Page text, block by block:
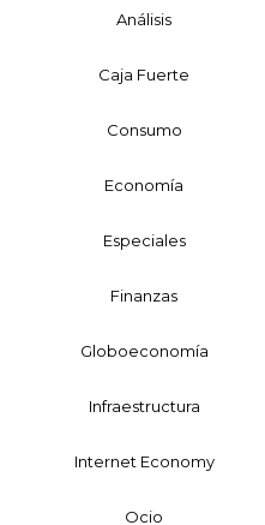
Análisis
Caja Fuerte
Consumo
Economía
Especiales
Finanzas
Globoeconomía
Infraestructura
Internet Economy
Ocio